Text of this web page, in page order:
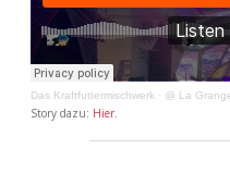
Das Kraftfuttermischwerk · @ La
Story dazu: Hier.